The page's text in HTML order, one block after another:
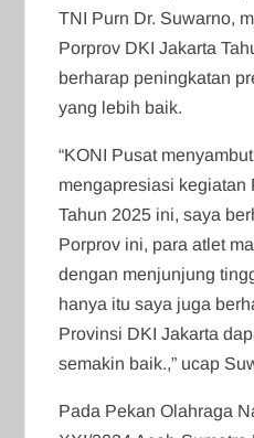
TNI Purn Dr. Suwarno,
Porprov DKI Jakarta
berharap peningkatan
yang lebih baik.
“KONI Pusat
mengapresiasi kegiatan
Tahun 2025 ini, saya
Porprov ini, para atlet
dengan menjunjung
hanya itu saya juga
Provinsi DKI Jakarta
semakin baik.,” ucap
Pada Pekan Olahraga